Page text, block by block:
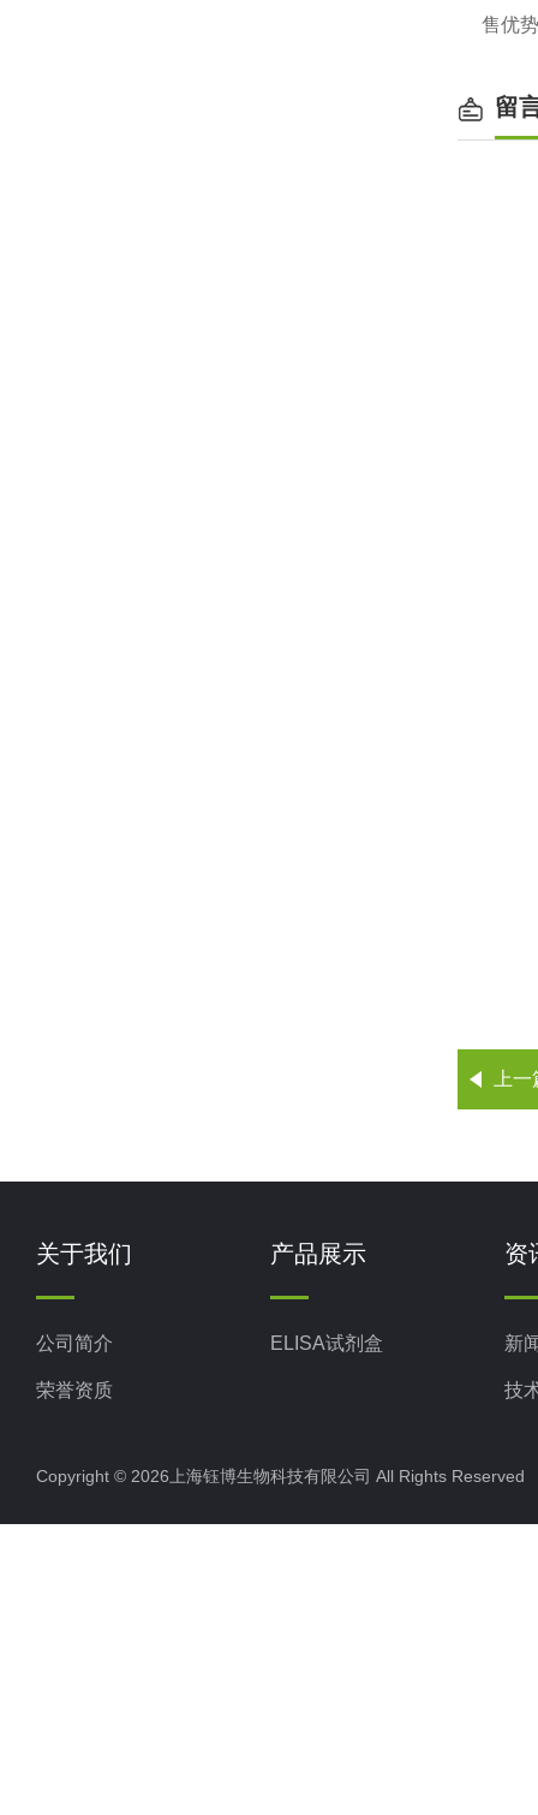
售优
留
上
关于我们
公司简介
荣誉资质
产品展示
ELISA试剂盒
资
新
技
Copyright © 2026上海钰博生物科技有限公司 All Rights